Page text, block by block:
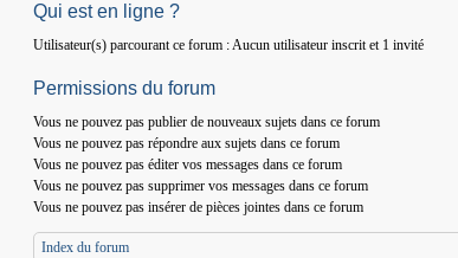
Qui est en ligne ?
Utilisateur(s) parcourant ce forum : Aucun utilisateur inscrit et 1 invité
Permissions du forum
Vous ne pouvez pas publier de nouveaux sujets dans ce forum
Vous ne pouvez pas répondre aux sujets dans ce forum
Vous ne pouvez pas éditer vos messages dans ce forum
Vous ne pouvez pas supprimer vos messages dans ce forum
Vous ne pouvez pas insérer de pièces jointes dans ce forum
Index du forum